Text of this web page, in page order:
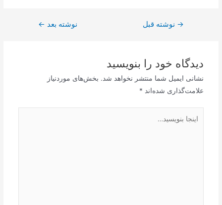
راهبری
→ نوشته قبل نوشته بعد ←
دیدگاه‌ خود را بنویسید
نشانی ایمیل شما منتشر نخواهد شد. بخش‌های موردنیاز
علامت‌گذاری شده‌اند *
بنویسید…